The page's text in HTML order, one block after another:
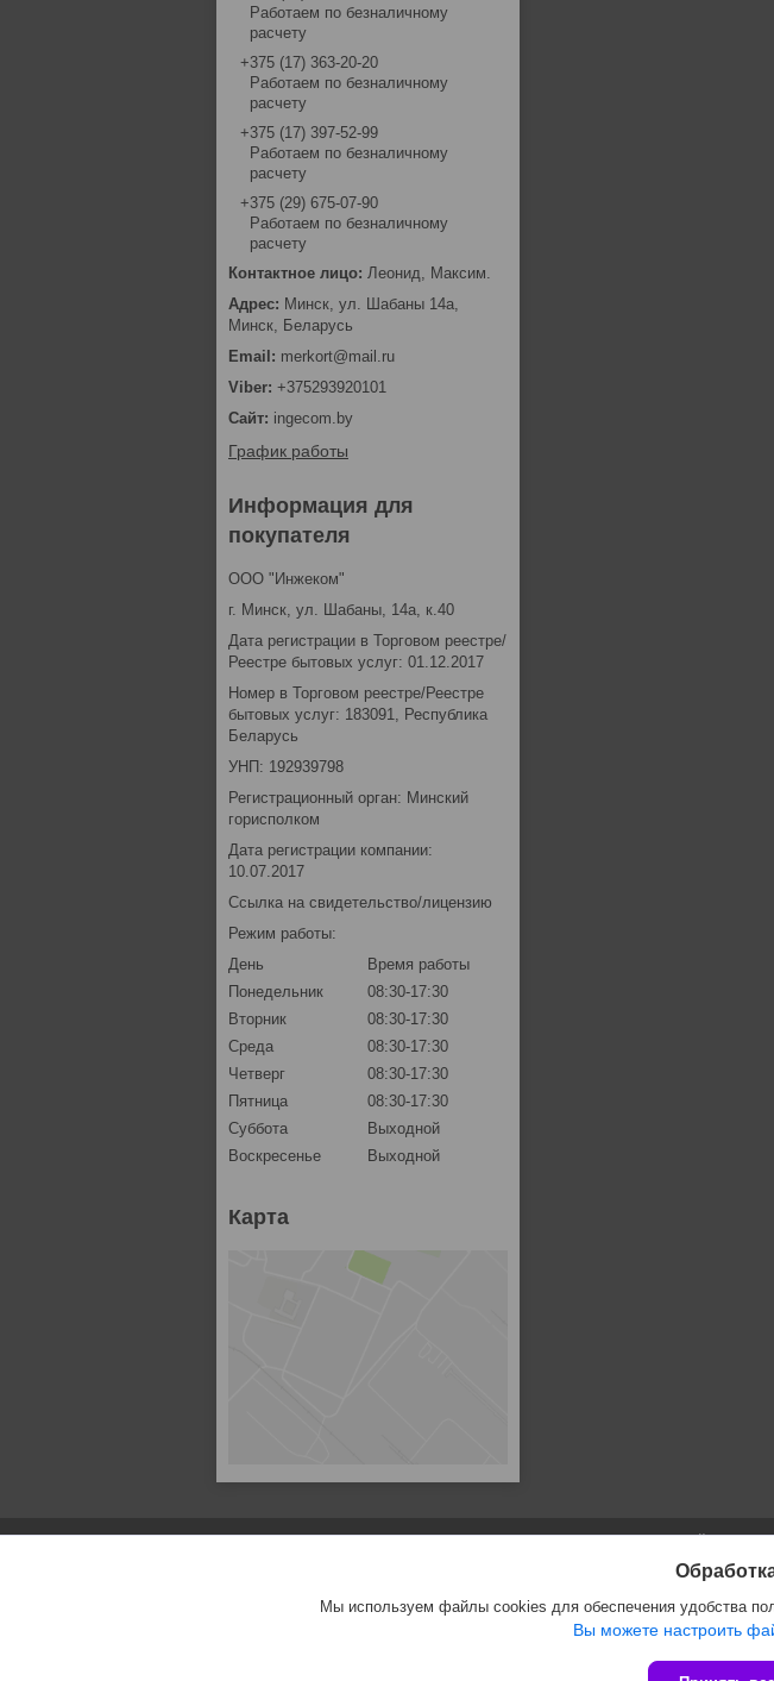
Работаем по безналичному
расчету
+375 (17) 363-20-20
Работаем по безналичному
расчету
+375 (17) 397-52-99
Работаем по безналичному
расчету
+375 (29) 675-07-90
Работаем по безналичному
расчету
Леонид, Максим.
Минск, ул. Шабаны 14а,
Минск, Беларусь
merkort@mail.ru
+375293920101
ingecom.by
График работы
Информация для
покупателя
ООО "Инжеком"
г. Минск, ул. Шабаны, 14а, к.40
Дата регистрации в Торговом реестре/
Реестре бытовых услуг: 01.12.2017
Номер в Торговом реестре/Реестре
бытовых услуг: 183091, Республика
Беларусь
УНП: 192939798
Регистрационный орган: Минский
горисполком
Дата регистрации компании:
10.07.2017
Ссылка на свидетельство/лицензию
Режим работы:
День
Время работы
Понедельник
08:30-17:30
Вторник
08:30-17:30
Среда
08:30-17:30
Четверг
08:30-17:30
Пятница
08:30-17:30
Суббота
Выходной
Воскресенье
Выходной
Карта
Сайт создан
Политика
Мы используем файлы cookies для обеспечения удобства
Вы можете настроить
ООО "Инжеком" |